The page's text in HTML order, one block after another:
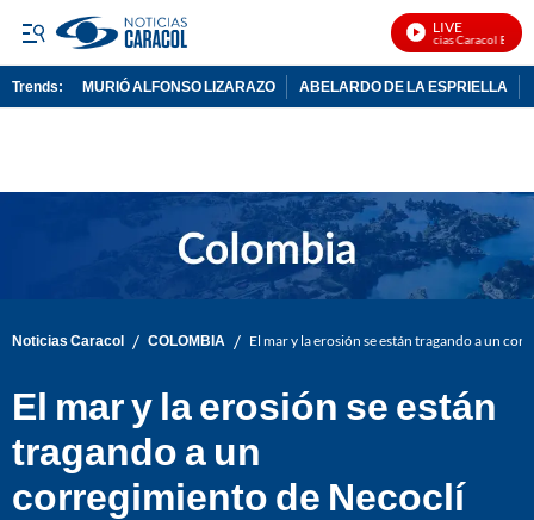
LIVE
Noticias Caracol En
Trends: MURIÓ ALFONSO LIZARAZO ABELARDO DE LA ESPRIELLA
Noticias Caracol / COLOMBIA / El mar y la erosión se están tragando a un
El mar y la erosión se están
tragando a un
corregimiento de Necoclí